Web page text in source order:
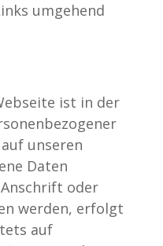
umgehend
ist in der
unseren
Daten
oder
werden, erfolgt
auf